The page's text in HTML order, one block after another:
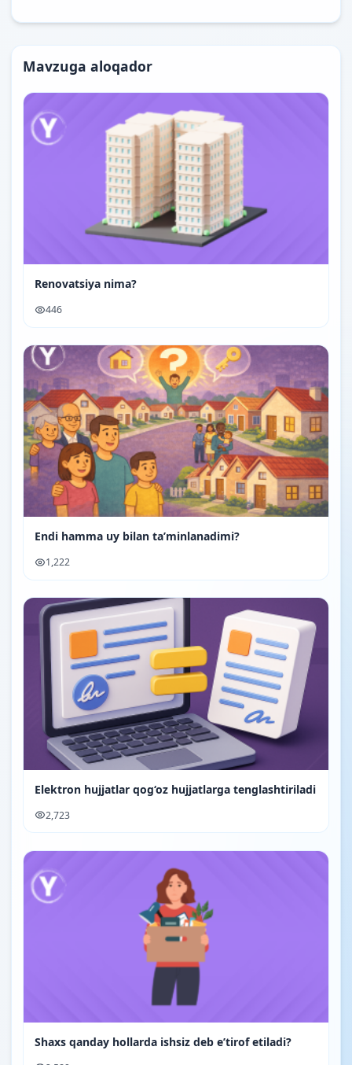
Mavzuga aloqador
Renovatsiya nima?
446
Endi hamma uy bilan ta’minlanadimi?
1,222
Elektron hujjatlar qog‘oz hujjatlarga tenglashtiriladi
2,723
Shaxs qanday hollarda ishsiz deb e’tirof etiladi?